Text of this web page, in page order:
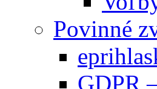
Povinné
GDPR